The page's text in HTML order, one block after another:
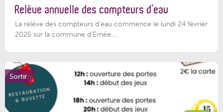
Relève annuelle des compteurs d’eau
La relève des compteurs d'eau commence le lundi 24 février
2025 sur la commune d’Ernée....
Sortir